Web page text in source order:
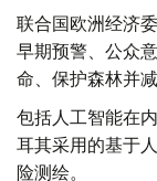
联合国欧洲经济
早期预警、公众
命、保护森林并减
包括人工智能在
耳其采用的基于
险测绘。